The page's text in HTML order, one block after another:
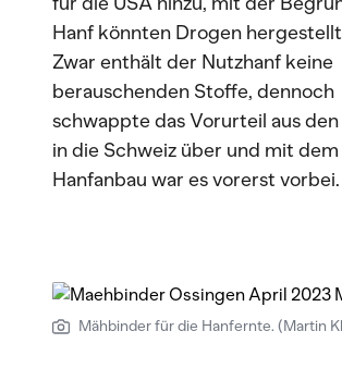
Hanf könnten Drogen
Zwar enthält der Nutzhanf keine
berauschenden Stoffe, dennoch
schwappte das Vorurteil aus den
in die Schweiz über und mit dem
Hanfanbau war es vorerst vorbei.
Mähbinder für die Hanfernte. (Martin